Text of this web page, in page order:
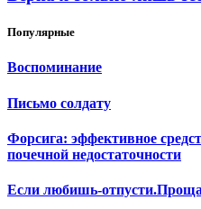
Популярные
Воспоминание
Письмо солдату
Форсига: эффективное
почечной недостаточности
Если любишь-